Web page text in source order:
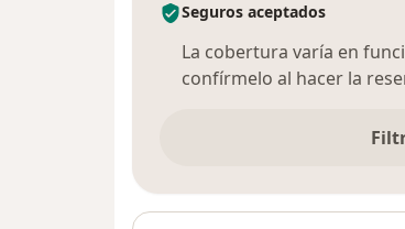
Seguros aceptados
La cobertura varía en
confírmelo al hacer la